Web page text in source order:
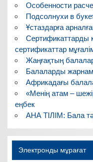
Особенности
Подсолнухи в
Ұстаздарға
Сертификаттарды
сертификаттар
Жаңғақтың
Балаларды
Африкадағы
«Менің атам –
еңбек
АНА ТІЛІМ: Бала
Электронды мұрағат